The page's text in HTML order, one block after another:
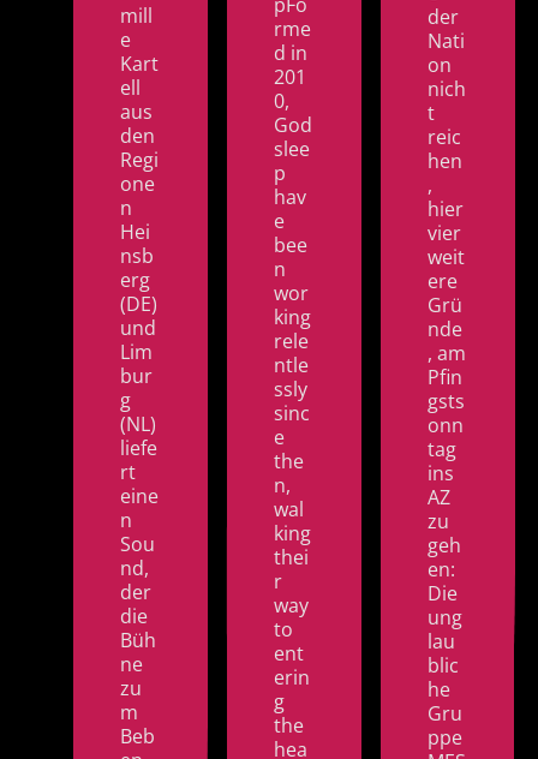
mill
e
Kart
ell
aus
den
Regi
one
n
Hei
nsb
erg
(DE)
und
Lim
bur
g
(NL)
liefe
rt
eine
n
Sou
nd,
der
die
Büh
ne
zu
m
Beb
rme
d in
201
0,
God
slee
p
hav
e
bee
n
wor
king
rele
ntle
ssly
sinc
e
the
n,
wal
king
thei
r
way
to
ent
erin
g
the
hea
der
Nati
on
nich
t
reic
hen
,
hier
vier
weit
ere
Grü
nde
, am
Pfin
gsts
onn
tag
ins
AZ
zu
geh
en:
Die
ung
lau
blic
he
Gru
ppe